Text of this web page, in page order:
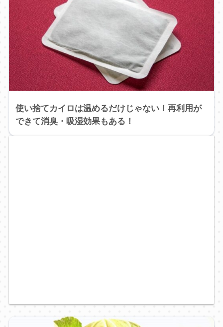
使い捨てカイロは温めるだけじゃない！再利用が
できて消臭・吸湿効果もある！